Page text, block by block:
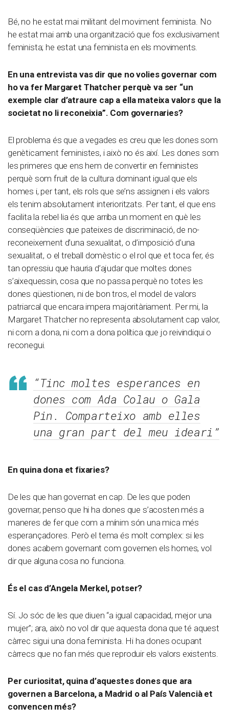
Bé, no he estat mai militant del moviment feminista. No
he estat mai amb una organització que fos exclusivament
feminista; he estat una feminista en els moviments.
En una entrevista vas dir que no volies governar com
ho va fer Margaret Thatcher perquè va ser “un
exemple clar d’atraure cap a ella mateixa valors que la
societat no li reconeixia”. Com governaries?
El problema és que a vegades es creu que les dones som
genèticament feministes, i això no és així. Les dones som
les primeres que ens hem de convertir en feministes
perquè som fruit de la cultura dominant igual que els
homes i, per tant, els rols que se’ns assignen i els valors
els tenim absolutament interioritzats. Per tant, el que ens
facilita la rebel·lia és que arriba un moment en què les
conseqüències que pateixes de discriminació, de no-
reconeixement d’una sexualitat, o d’imposició d’una
sexualitat, o el treball domèstic o el rol que et toca fer, és
tan opressiu que hauria d’ajudar que moltes dones
s’aixequessin, cosa que no passa perquè no totes les
dones qüestionen, ni de bon tros, el model de valors
patriarcal que encara impera majoritàriament. Per mi, la
Margaret Thatcher no representa absolutament cap valor,
ni com a dona, ni com a dona política que jo reivindiqui o
reconegui.
“Tinc moltes esperances en
dones com Ada Colau o Gala
Pin. Comparteixo amb elles
una gran part del meu ideari”
En quina dona et fixaries?
De les que han governat en cap. De les que poden
governar, penso que hi ha dones que s’acosten més a
maneres de fer que com a mínim són una mica més
esperançadores. Però el tema és molt complex: si les
dones acabem governant com governen els homes, vol
dir que alguna cosa no funciona.
És el cas d’Angela Merkel, potser?
Sí. Jo sóc de les que diuen “a igual capacidad, mejor una
mujer”; ara, això no vol dir que aquesta dona que té aquest
càrrec sigui una dona feminista. Hi ha dones ocupant
càrrecs que no fan més que reproduir els valors existents.
Per curiositat, quina d’aquestes dones que ara
governen a Barcelona, a Madrid o al País Valencià et
convencen més?